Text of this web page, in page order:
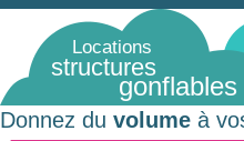
Locations
structures
gonflables
Donnez du volume à